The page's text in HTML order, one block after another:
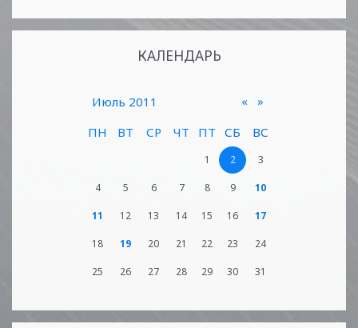
КАЛЕНДАРЬ
«
Июль 2011
»
ПН
ВТ СР ЧТ ПТ СБ ВС
1 2 3
4 5 6 7 8 9 10
11 12 13 14 15 16 17
18 19 20 21 22 23 24
25 26 27 28 29 30 31